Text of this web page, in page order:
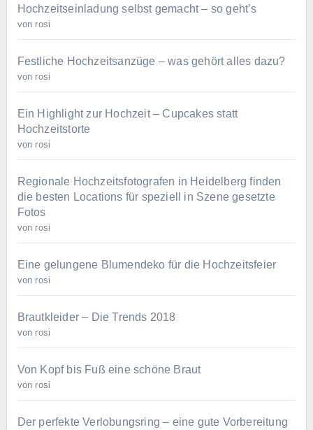
Hochzeitseinladung selbst gemacht – so geht’s
von rosi
Festliche Hochzeitsanzüge – was gehört alles dazu?
von rosi
Ein Highlight zur Hochzeit – Cupcakes statt
Hochzeitstorte
von rosi
Regionale Hochzeitsfotografen in Heidelberg finden
die besten Locations für speziell in Szene gesetzte
Fotos
von rosi
Eine gelungene Blumendeko für die Hochzeitsfeier
von rosi
Brautkleider – Die Trends 2018
von rosi
Von Kopf bis Fuß eine schöne Braut
von rosi
Der perfekte Verlobungsring – eine gute Vorbereitung